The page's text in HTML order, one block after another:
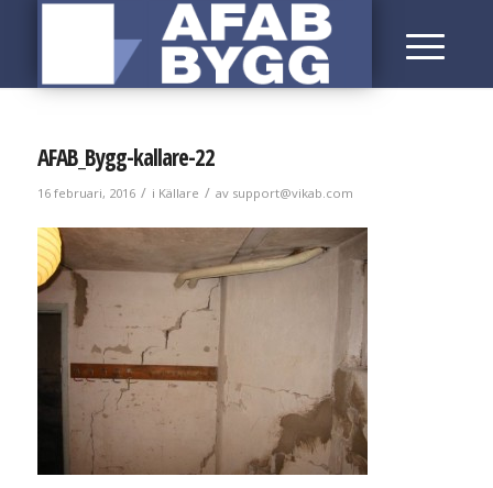
AFAB_Bygg-kallare-22
16 februari, 2016 / i Källare / av support@vikab.com